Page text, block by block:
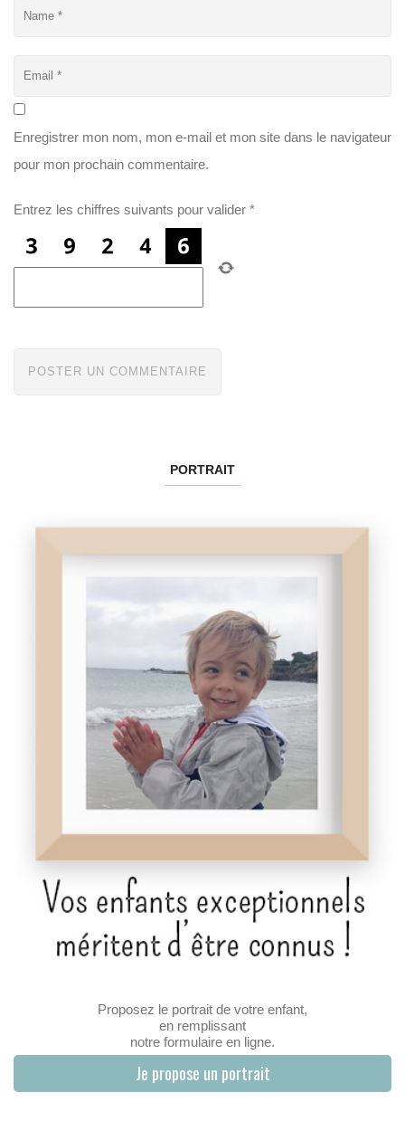
Enregistrer mon nom, mon e-mail et mon site dans le navigateur
pour mon prochain commentaire.
Entrez les chiffres suivants pour valider *
PORTRAIT
Proposez le portrait de votre enfant,
en remplissant
notre formulaire en ligne.
Je propose un portrait